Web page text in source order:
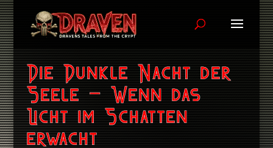
Die Dunkle Nacht der
Seele – Wenn das
Licht im Schatten
erwacht